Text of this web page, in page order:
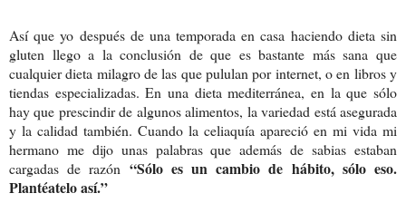
Así que yo después de una temporada en casa haciendo dieta sin
gluten llego a la conclusión de que es bastante más sana que
cualquier dieta milagro de las que pululan por internet, o en libros y
tiendas especializadas. En una dieta mediterránea, en la que sólo
hay que prescindir de algunos alimentos, la variedad está asegurada
y la calidad también. Cuando la celiaquía apareció en mi vida mi
hermano me dijo unas palabras que además de sabias estaban
cargadas de razón “Sólo es un cambio de hábito, sólo eso.
Plantéatelo así.”